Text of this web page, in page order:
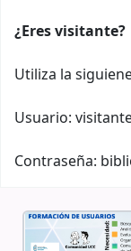
¿Eres visitante?
Utiliza la
Usuario:
Contraseña: